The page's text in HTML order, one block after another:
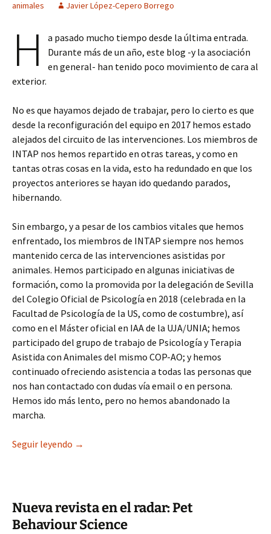
animales Javier López-Cepero Borrego
H
a pasado mucho tiempo desde la última entrada.
Durante más de un año, este blog -y la asociación
en general- han tenido poco movimiento de cara al
exterior.
No es que hayamos dejado de trabajar, pero lo cierto es que
desde la reconfiguración del equipo en 2017 hemos estado
alejados del circuito de las intervenciones. Los miembros de
INTAP nos hemos repartido en otras tareas, y como en
tantas otras cosas en la vida, esto ha redundado en que los
proyectos anteriores se hayan ido quedando parados,
hibernando.
Sin embargo, y a pesar de los cambios vitales que hemos
enfrentado, los miembros de INTAP siempre nos hemos
mantenido cerca de las intervenciones asistidas por
animales. Hemos participado en algunas iniciativas de
formación, como la promovida por la delegación de Sevilla
del Colegio Oficial de Psicología en 2018 (celebrada en la
Facultad de Psicología de la US, como de costumbre), así
como en el Máster oficial en IAA de la UJA/UNIA; hemos
participado del grupo de trabajo de Psicología y Terapia
Asistida con Animales del mismo COP-AO; y hemos
continuado ofreciendo asistencia a todas las personas que
nos han contactado con dudas vía email o en persona.
Hemos ido más lento, pero no hemos abandonado la
marcha.
Seguir leyendo Manual a la vista!
→
Nueva revista en el radar: Pet
Behaviour Science